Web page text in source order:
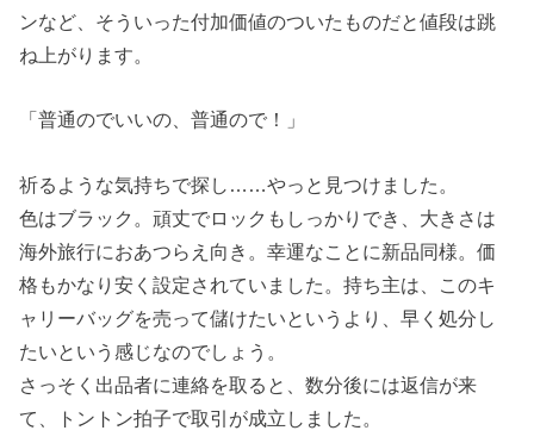
ンなど、そういった付加価値のついたものだと値段は跳
ね上がります。
「普通のでいいの、普通ので！」
祈るような気持ちで探し……やっと見つけました。
色はブラック。頑丈でロックもしっかりでき、大きさは
海外旅行におあつらえ向き。幸運なことに新品同様。価
格もかなり安く設定されていました。持ち主は、このキ
ャリーバッグを売って儲けたいというより、早く処分し
たいという感じなのでしょう。
さっそく出品者に連絡を取ると、数分後には返信が来
て、トントン拍子で取引が成立しました。